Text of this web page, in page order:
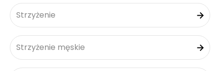
Strzyżenie
Strzyżenie męskie